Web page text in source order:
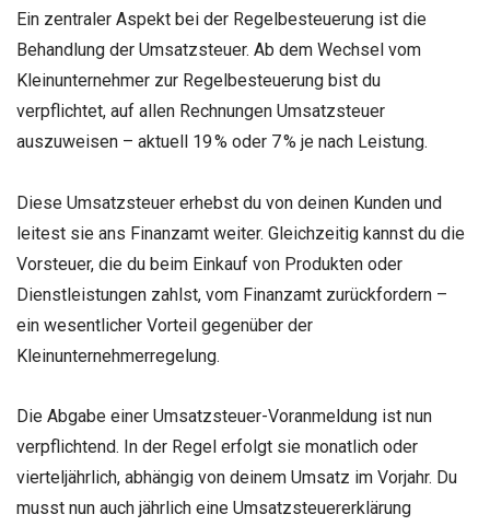
Ein zentraler Aspekt bei der Regelbesteuerung ist die
Behandlung der Umsatzsteuer. Ab dem Wechsel vom
Kleinunternehmer zur Regelbesteuerung bist du
verpflichtet, auf allen Rechnungen Umsatzsteuer
auszuweisen – aktuell 19 % oder 7 % je nach Leistung.
Diese Umsatzsteuer erhebst du von deinen Kunden und
leitest sie ans Finanzamt weiter. Gleichzeitig kannst du die
Vorsteuer, die du beim Einkauf von Produkten oder
Dienstleistungen zahlst, vom Finanzamt zurückfordern –
ein wesentlicher Vorteil gegenüber der
Kleinunternehmerregelung.
Die Abgabe einer Umsatzsteuer-Voranmeldung ist nun
verpflichtend. In der Regel erfolgt sie monatlich oder
vierteljährlich, abhängig von deinem Umsatz im Vorjahr. Du
musst nun auch jährlich eine Umsatzsteuererklärung